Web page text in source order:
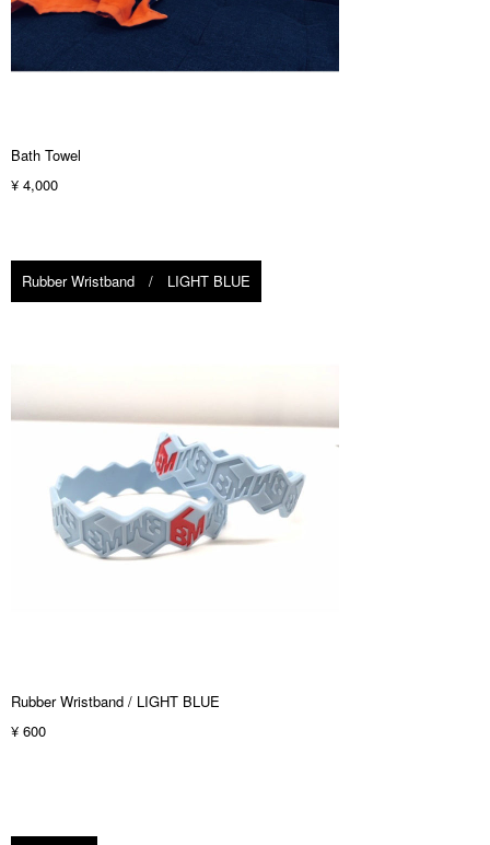
Bath Towel
¥ 4,000
Rubber Wristband / LIGHT BLUE
Rubber Wristband / LIGHT BLUE
¥ 600